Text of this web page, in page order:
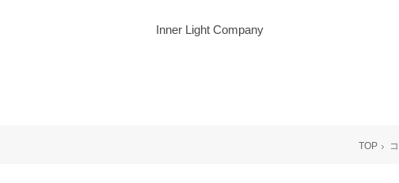
Inner Light Company
TOP